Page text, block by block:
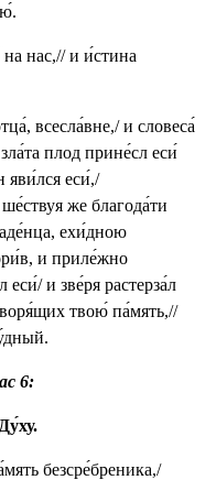
нас,// и и́стина
всесла́вне,/ и словеса́
плод прине́сл еси́
яви́лся еси́,/
же благода́ти
ехи́дною
и приле́жно
и зве́ря растерза́л
твою́ па́мять,//
6:
безсре́бреника,/